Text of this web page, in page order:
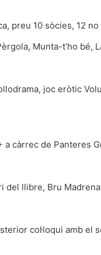
preu 10 sòcies, 12
Munta-t’ho bé,
joc eròtic
a càrrec de Panteres
del llibre, Bru
col·loqui amb el